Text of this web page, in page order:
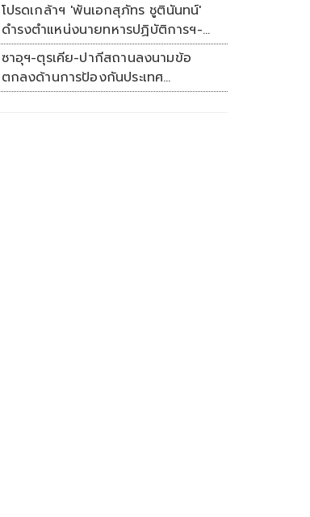
โปรดเกล้าฯ 'พันเอกสุภัทร ชูตินันทน์'
ดำรงตำแหน่งนายทหารปฏิบัติการฯ-
พระราชทานยศ 'พลตรี'
ซาอุฯ-ตุรเคีย-ปากีสถานลงนามข้อ
ตกลงด้านการป้องกันประเทศ
ท่ามกลางสงครามในภูมิภาค